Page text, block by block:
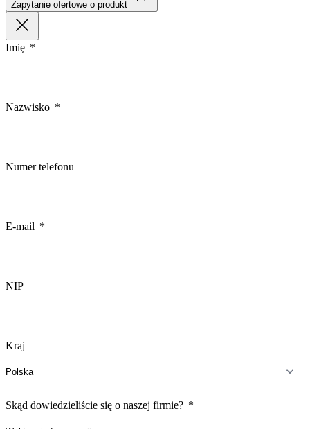
Zapytanie ofertowe o produkt
Imię
Nazwisko
Numer telefonu
E-mail
NIP
Kraj
Skąd dowiedzieliście się o naszej firmie?